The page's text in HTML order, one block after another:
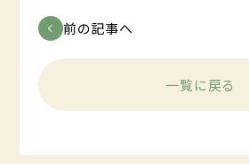
前の記事へ
一覧に戻る